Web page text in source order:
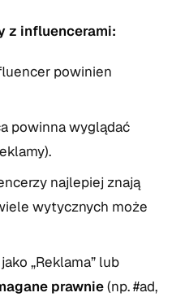
z influencerami:
powinien
powinna wyglądać
najlepiej znają
wytycznych może
„Reklama” lub
prawnie(np. #ad,